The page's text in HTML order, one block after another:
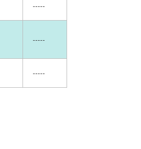
-----
-----
-----